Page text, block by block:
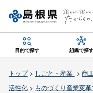
目的で探す 組織で探す
トップ> しごと・産業 > 商
活性化> ものづくり産業変